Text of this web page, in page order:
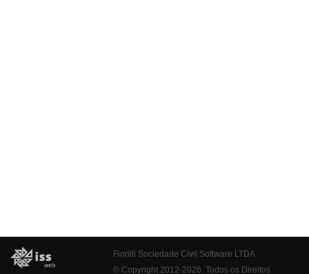
Fiorilli Sociedade Civil Software LTDA
© Copyright 2012-2026. Todos os Direitos